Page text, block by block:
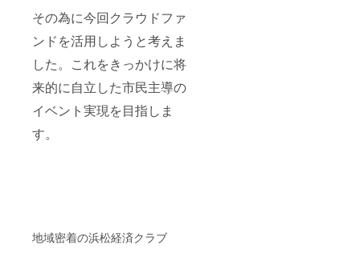
その為に今回クラウドファ
ンドを活用しようと考えま
した。これをきっかけに将
来的に自立した市民主導の
イベント実現を目指しま
す。
地域密着の浜松経済クラブ